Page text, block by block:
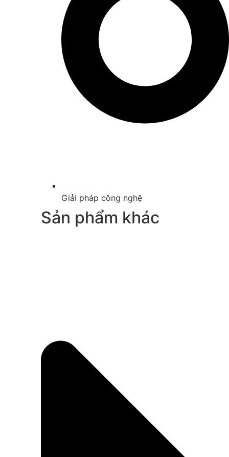
Giải pháp công nghệ
Sản phẩm khác